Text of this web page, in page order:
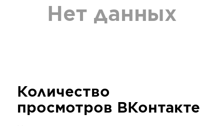
Нет данных
Количество
просмотров ВКонтакте